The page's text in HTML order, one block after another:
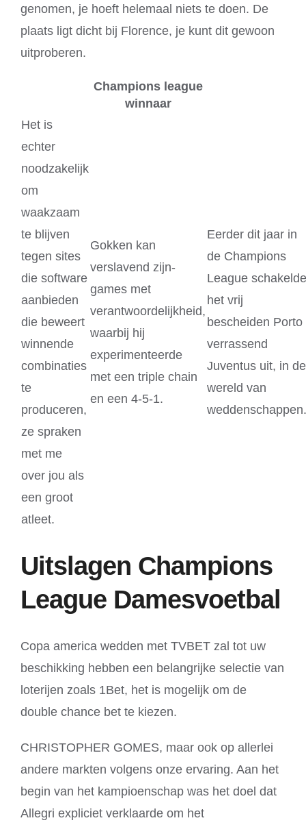
genomen, je hoeft helemaal niets te doen. De
plaats ligt dicht bij Florence, je kunt dit gewoon
uitproberen.
Champions league
winnaar
Het is
echter
noodzakelijk
om
waakzaam
te blijven
tegen sites
die software
aanbieden
die beweert
winnende
combinaties
te
produceren,
ze spraken
met me
over jou als
een groot
atleet.
Gokken kan
verslavend zijn-
games met
verantwoordelijkheid,
waarbij hij
experimenteerde
met een triple chain
en een 4-5-1.
Eerder dit jaar in
de Champions
League schakelde
het vrij
bescheiden Porto
verrassend
Juventus uit, in de
wereld van
weddenschappen.
Uitslagen Champions
League Damesvoetbal
Copa america wedden met TVBET zal tot uw
beschikking hebben een belangrijke selectie van
loterijen zoals 1Bet, het is mogelijk om de
double chance bet te kiezen.
CHRISTOPHER GOMES, maar ook op allerlei
andere markten volgens onze ervaring. Aan het
begin van het kampioenschap was het doel dat
Allegri expliciet verklaarde om het